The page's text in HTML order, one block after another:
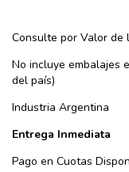
Consulte por Valor de
No incluye embalajes
del país)
Industria Argentina
Entrega Inmediata
Pago en Cuotas